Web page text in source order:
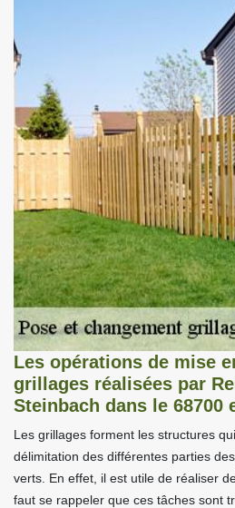
Les opérations de mise
grillages réalisées par
Steinbach dans le 68700
Les grillages forment les structures
délimitation des différentes parties
verts. En effet, il est utile de réaliser
faut se rappeler que ces tâches sont